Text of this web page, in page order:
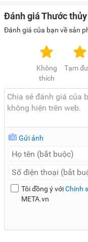
Đánh giá Thước
Đánh giá của bạn về sản
Tạm
Không
thích
Gửi ảnh
Tôi đồng ý vớiChính
META.vn